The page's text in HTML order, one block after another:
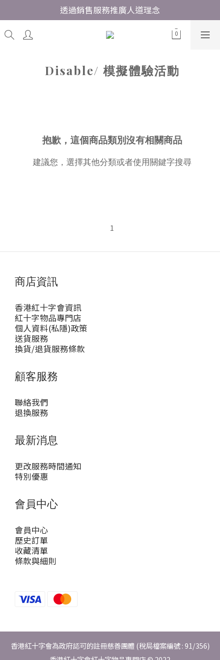
透過銷售服務推廣人道理念
Disable/ 模擬體驗活動
抱歉，這個商品類別沒有相關商品
建議您，選擇其他分類或者使用關鍵字搜尋
1
商店資訊
香港紅十字會資訊
紅十字物品專門店
個人資料(私隱)政策
送貨服務
換貨/退貨服務條款
顧客服務
聯絡我們
退換服務
最新消息
更改服務時間通知
特別優惠
會員中心
會員中心
歷史訂單
收藏清單
條款與細則
香港紅十字會為政府認可的註冊慈善團體 (稅局檔案編號 : 91/356)